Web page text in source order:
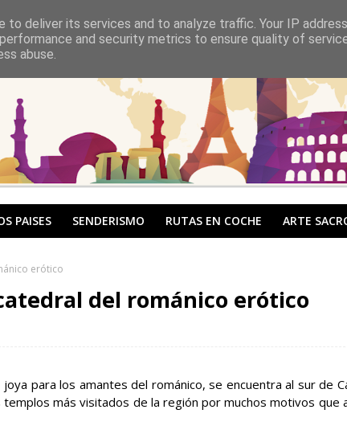
PAISES SENDERISMO RUTAS EN COCHE ARTE
erótico
del románico erótico
joya para los amantes del románico, se encuentra al sur de
más visitados de la región por muchos motivos que
to deliver its services and to analyze traffic. Your IP
and security metrics to ensure quality of
abuse.